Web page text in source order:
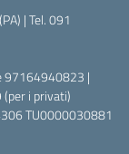
| Tel. 091
97164940823 |
i privati)
TU0000030881